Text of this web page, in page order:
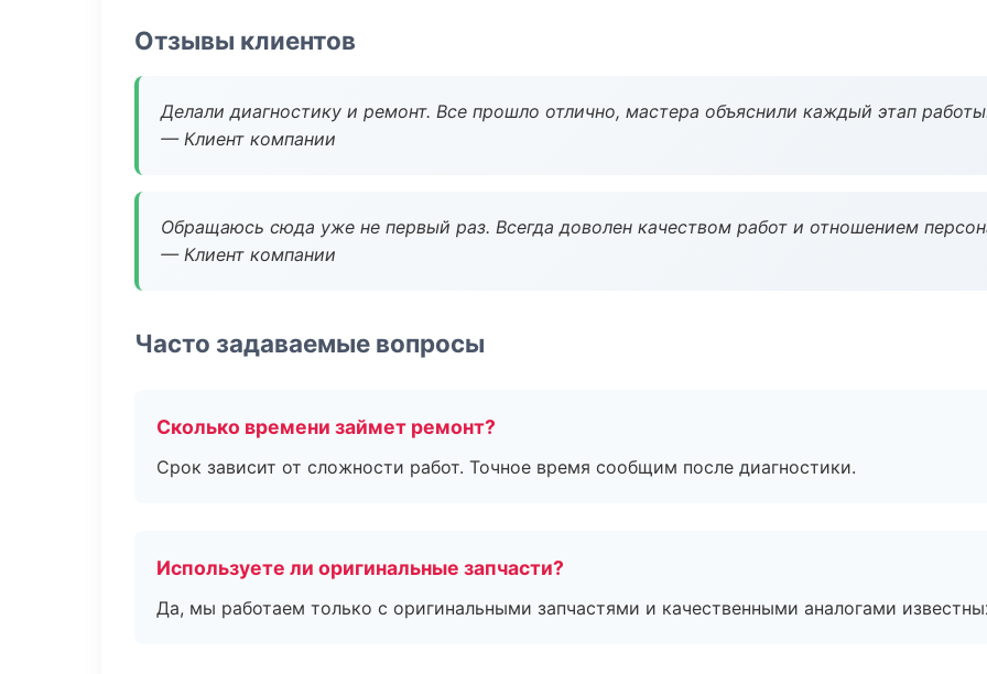
Отзывы клиентов
Делали диагностику и ремонт. Все прошло отлично, мастера объяснили каждый этап
— Клиент компании
Обращаюсь сюда уже не первый раз. Всегда доволен качеством работ и отношением
— Клиент компании
Часто задаваемые вопросы
Сколько времени займет ремонт?
Срок зависит от сложности работ. Точное время сообщим после диагностики.
Используете ли оригинальные запчасти?
Да, мы работаем только с оригинальными запчастями и качественными аналогами